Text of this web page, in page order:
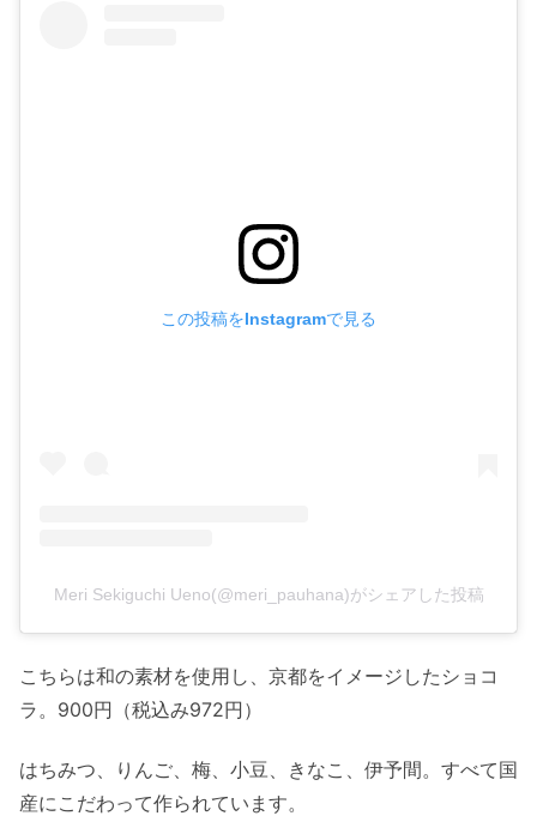
この投稿をInstagramで見る
Meri Sekiguchi Ueno(@meri_pauhana)がシェアした投稿
こちらは和の素材を使用し、京都をイメージしたショコ
ラ。900円（税込み972円）
はちみつ、りんご、梅、小豆、きなこ、伊予間。すべて国
産にこだわって作られています。